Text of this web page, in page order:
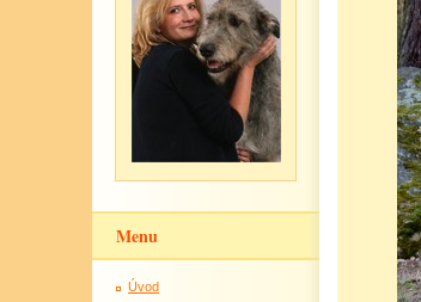
Menu
Úvod